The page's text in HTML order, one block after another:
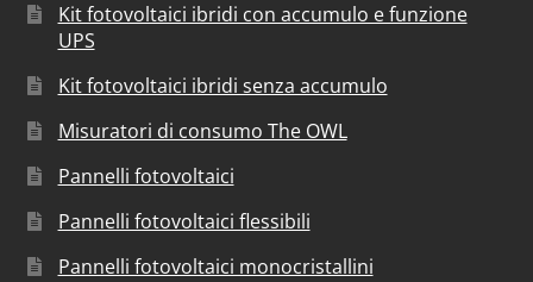
Kit fotovoltaici ibridi con accumulo e funzione
UPS
Kit fotovoltaici ibridi senza accumulo
Misuratori di consumo The OWL
Pannelli fotovoltaici
Pannelli fotovoltaici flessibili
Pannelli fotovoltaici monocristallini